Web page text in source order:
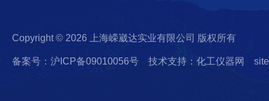
Copyright © 2026 上海嵘崴达实业有限公司 版权所有
备案号：沪ICP备09010056号 技术支持：化工仪器网